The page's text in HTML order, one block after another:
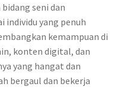
seni dan
individu yang penuh
kemampuan di
konten digital, dan
yang hangat dan
bergaul dan bekerja